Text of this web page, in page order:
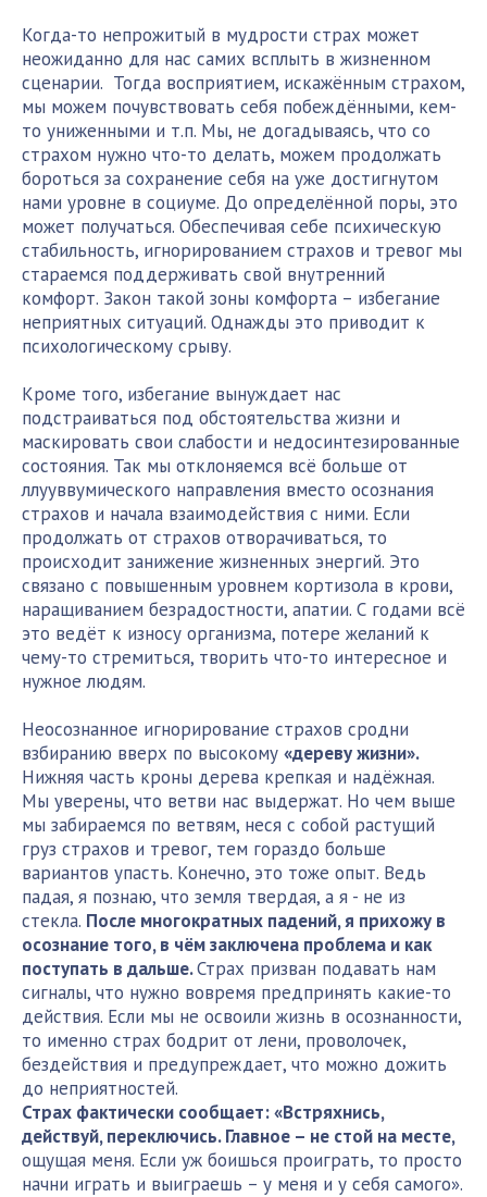
Когда-то непрожитый в мудрости страх может
неожиданно для нас самих всплыть в жизненном
сценарии. Тогда восприятием, искажённым страхом,
мы можем почувствовать себя побеждёнными, кем-
то униженными и т.п. Мы, не догадываясь, что со
страхом нужно что-то делать, можем продолжать
бороться за сохранение себя на уже достигнутом
нами уровне в социуме. До определённой поры, это
может получаться. Обеспечивая себе психическую
стабильность, игнорированием страхов и тревог мы
стараемся поддерживать свой внутренний
комфорт. Закон такой зоны комфорта – избегание
неприятных ситуаций. Однажды это приводит к
психологическому срыву.
Кроме того, избегание вынуждает нас
подстраиваться под обстоятельства жизни и
маскировать свои слабости и недосинтезированные
состояния. Так мы отклоняемся всё больше от
ллууввумического направления вместо осознания
страхов и начала взаимодействия с ними. Если
продолжать от страхов отворачиваться, то
происходит занижение жизненных энергий. Это
связано с повышенным уровнем кортизола в крови,
наращиванием безрадостности, апатии. С годами всё
это ведёт к износу организма, потере желаний к
чему-то стремиться, творить что-то интересное и
нужное людям.
Неосознанное игнорирование страхов сродни
взбиранию вверх по высокому «дереву жизни».
Нижняя часть кроны дерева крепкая и надёжная.
Мы уверены, что ветви нас выдержат. Но чем выше
мы забираемся по ветвям, неся с собой растущий
груз страхов и тревог, тем гораздо больше
вариантов упасть. Конечно, это тоже опыт. Ведь
падая, я познаю, что земля твердая, а я - не из
стекла. После многократных падений, я прихожу в
осознание того, в чём заключена проблема и как
поступать в дальше.Страх призван подавать нам
сигналы, что нужно вовремя предпринять какие-то
действия. Если мы не освоили жизнь в осознанности,
то именно страх бодрит от лени, проволочек,
бездействия и предупреждает, что можно дожить
до неприятностей.
Страх фактически сообщает: «Встряхнись,
действуй, переключись. Главное – не стой на месте,
ощущая меня. Если уж боишься проиграть, то просто
начни играть и выиграешь – у меня и у себя самого».